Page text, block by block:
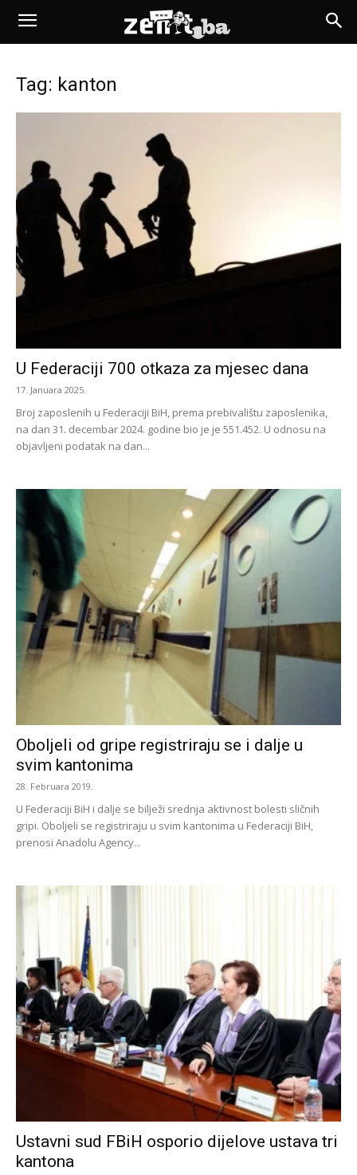
Tag: kanton
U Federaciji 700 otkaza za mjesec dana
17. Januara 2025.
Broj zaposlenih u Federaciji BiH, prema prebivalištu zaposlenika,
na dan 31. decembar 2024. godine bio je je 551.452. U odnosu na
objavljeni podatak na dan...
Oboljeli od gripe registriraju se i dalje u
svim kantonima
28. Februara 2019.
U Federaciji BiH i dalje se bilježi srednja aktivnost bolesti sličnih
gripi. Oboljeli se registriraju u svim kantonima u Federaciji BiH,
prenosi Anadolu Agency...
Ustavni sud FBiH osporio dijelove ustava tri
kantona